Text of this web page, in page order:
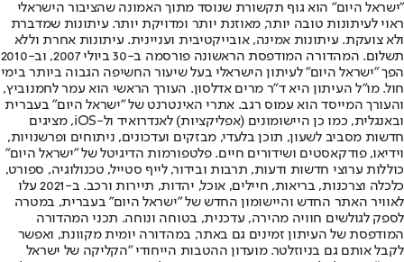
"ישראל היום" הוא גוף תקשורת שנוסד מתוך האמונה שהציבור הישראלי
ראוי לעיתונות טובה יותר, מאוזנת יותר ומדויקת יותר. עיתונות שמדברת
ולא צועקת. עיתונות אמינה, אובייקטיבית ועניינית. עיתונות אחרת וללא
תשלום. המהדורה המודפסת הראשונה פורסמה ב-30 ביולי 2007, וב-2010
הפך "ישראל היום" לעיתון הישראלי בעל שיעור החשיפה הגבוה ביותר בימי
חול. מו"ל העיתון היא ד"ר מרים אדלסון. העורך הראשי הוא עמר לחמנוביץ,
והעורך המייסד הוא עמוס רגב. אתרי האינטרנט של "ישראל היום" בעברית
ובאנגלית, כמו כן היישומונים (אפליקציות) לאנדרואיד ול-iOS, מציגים
חדשות מסביב לשעון, תוכן בלעדי, מבזקים ועדכונים, ניתוחים ופרשנויות,
וידיאו, פודקאסטים ושידורים חיים. פלטפורמות הדיגיטל של "ישראל היום"
כוללות ערוצי חדשות ודעות, תרבות ובידור, לייף סטייל, טכנולוגיה, ספורט,
כלכלה וצרכנות, בריאות, חיילים, אוכל, יהדות, תיירות ורכב. ב-2021 עלו
לאוויר האתר החדש והיישומון החדש של "ישראל היום" בעברית, במטרה
לספק לגולשים חוויה מהירה, עדכנית, בטוחה ונוחה. תכני המהדורה
המודפסת של העיתון זמינים גם באתר, במהדורה יומית מקוונת, ואפשר
לקבל אותם גם בניוזלטר. מועדון ההטבות הייחודי "הקליקה של ישראל